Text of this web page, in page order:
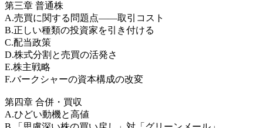
第三章 普通株
A.売買に関する問題点――取引コスト
B.正しい種類の投資家を引き付ける
C.配当政策
D.株式分割と売買の活発さ
E.株主戦略
F.バークシャーの資本構成の改変
第四章 合併・買収
A.ひどい動機と高値